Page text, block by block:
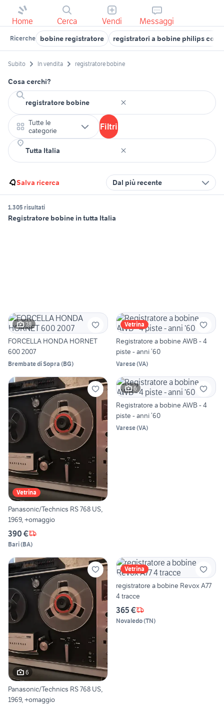
Home Cerca Vendi Messaggi
Ricerche bobine registratore registratori a bobine philips
Subito In vendita registratore bobine
Cosa cerchi?
Tutte le
categorie
Filtri
Salva ricerca Dal più recente
1.305 risultati
Registratore bobine in tutta Italia
28
FORCELLA HONDA HORNET
600 2007
Brembate di Sopra (BG)
Vetrina
Registratore a bobine AWB - 4
piste - anni ‘60
Varese(VA)
Vetrina
Panasonic/Technics RS 768 US,
1969, +omaggio
390 €
Bari(BA)
6
Registratore a bobine AWB - 4
piste - anni ‘60
Varese(VA)
6
Panasonic/Technics RS 768 US,
1969, +omaggio
Vetrina
registratore a bobine Revox A77
4 tracce
365 €
Novaledo(TN)